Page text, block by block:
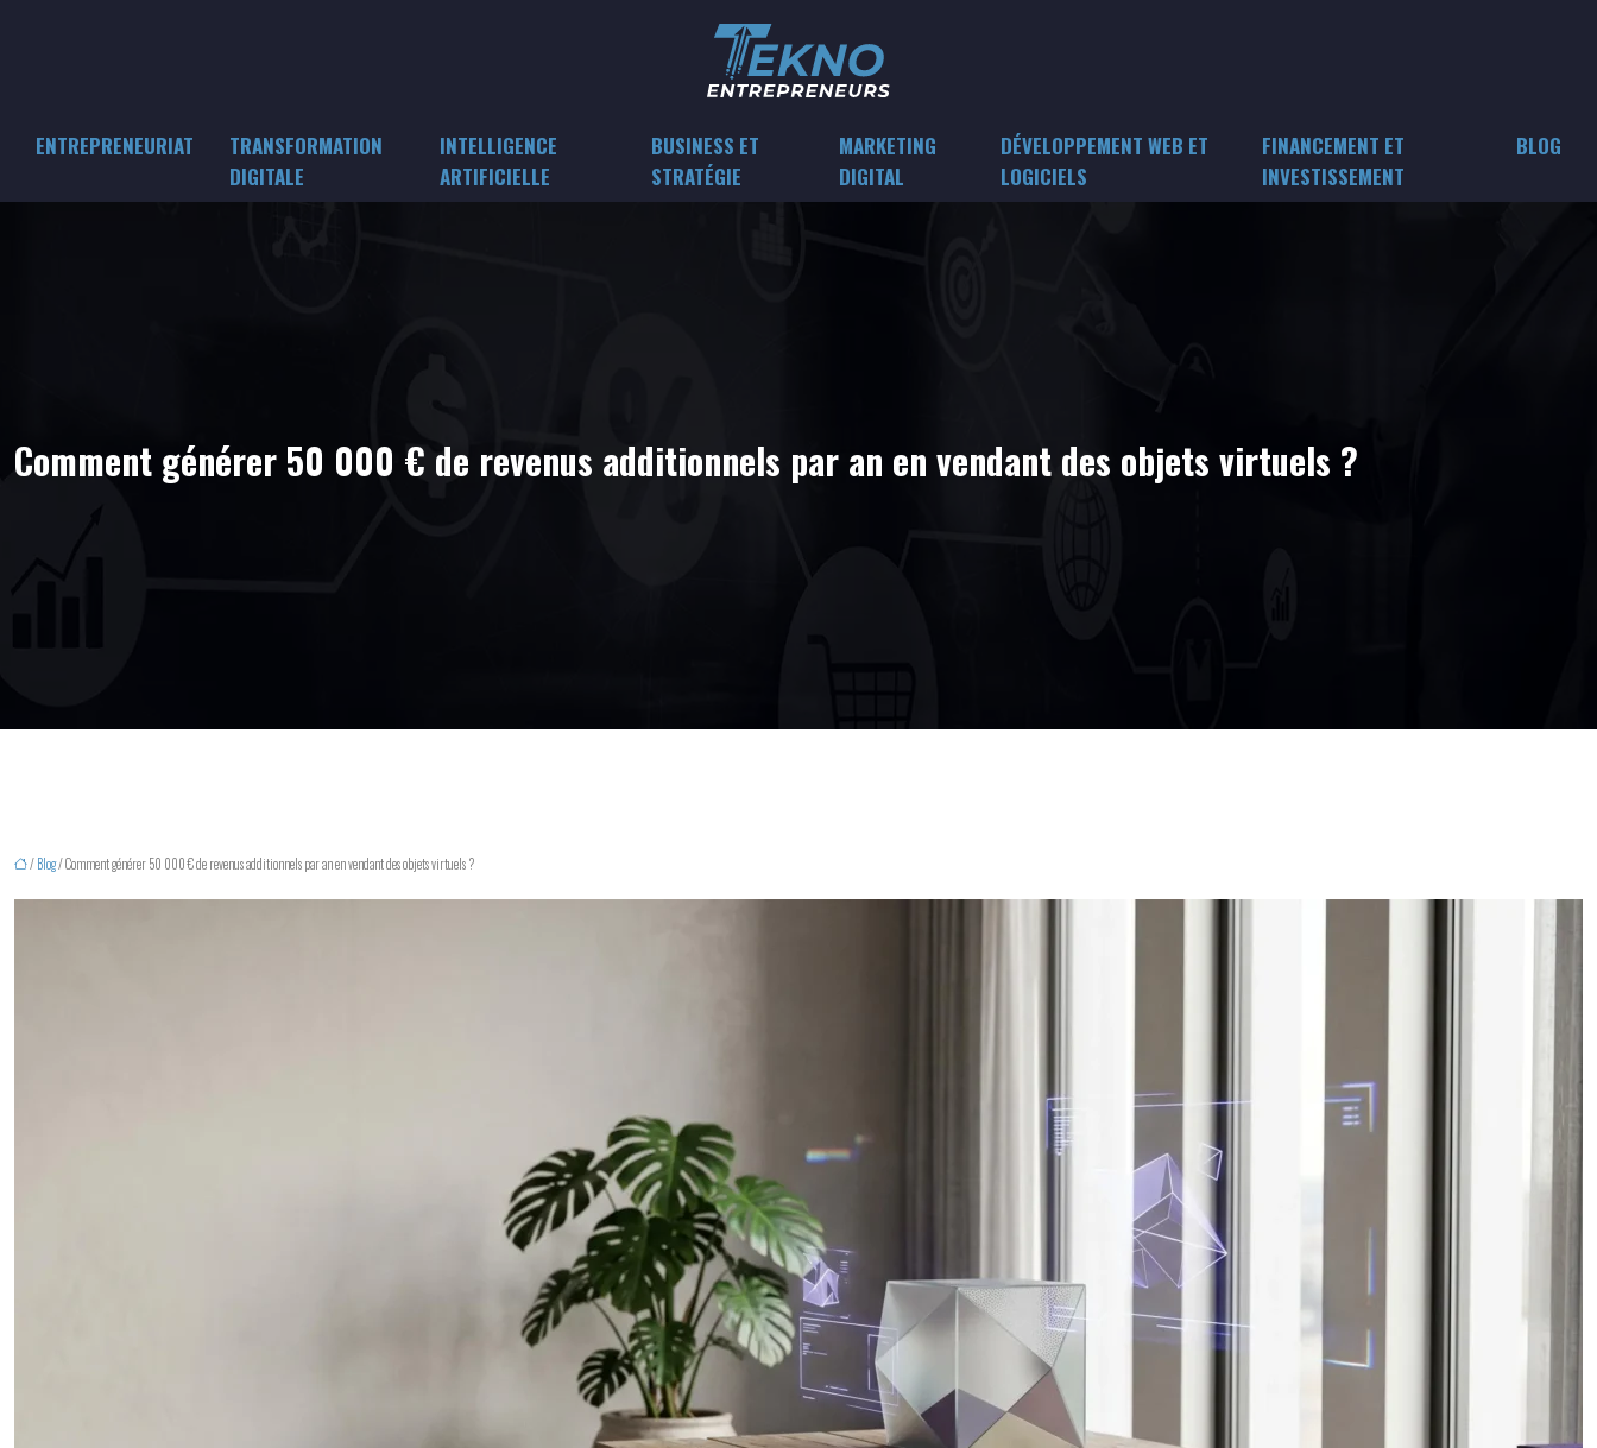
ENTREPRENEURIAT
TRANSFORMATION
DIGITALE
INTELLIGENCE
ARTIFICIELLE
BUSINESS ET
STRATÉGIE
MARKETING
DIGITAL
DÉVELOPPEMENT WEB ET
LOGICIELS
FINANCEMENT ET
INVESTISSEMENT
BLOG
Comment générer 50 000 € de revenus additionnels par an en vendant des objets virtuels ?
/Blog/ Comment générer 50 000 € de revenus additionnels par an en vendant des objets virtuels ?